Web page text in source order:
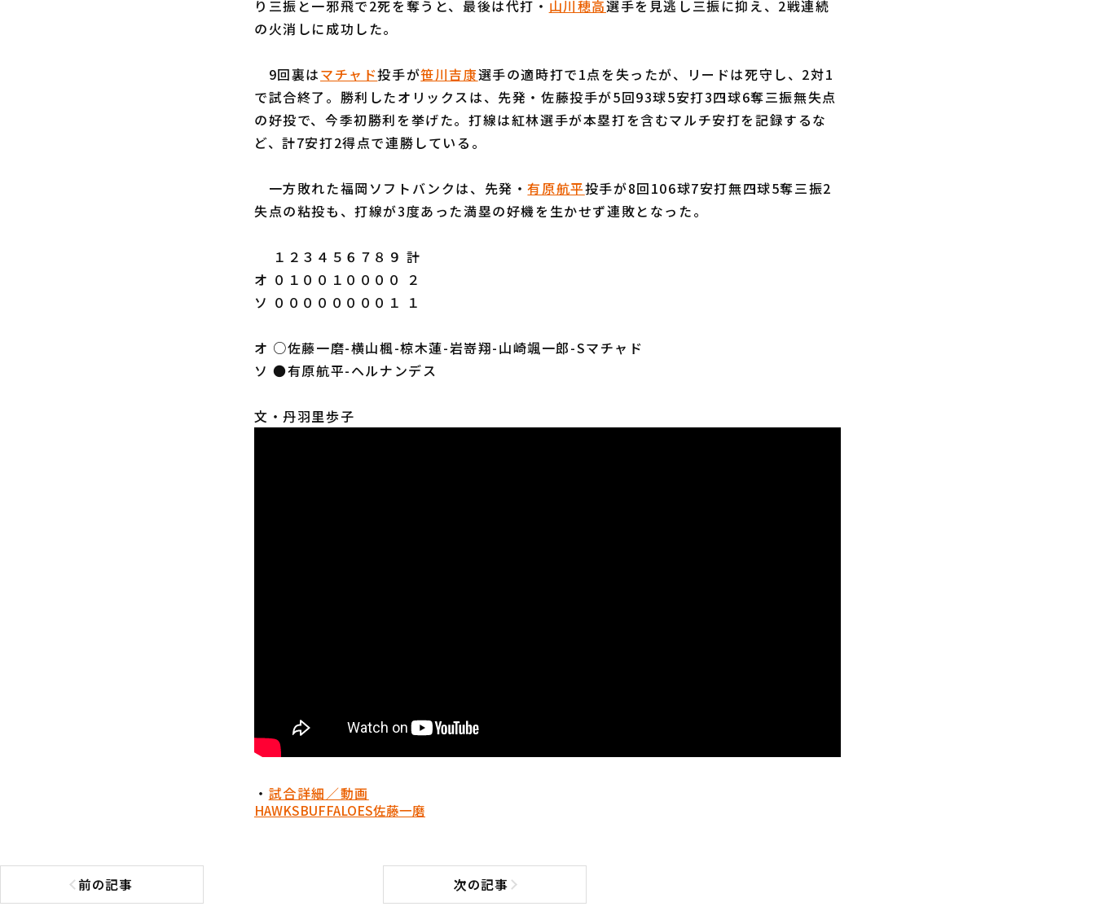
り三振と一邪飛で2死を奪うと、最後は代打・ 山川穂高選手を見逃し三振に抑え、2戦連続
の火消しに成功した。
9回裏はマチャド投手が笹川吉康選手の適時打で1点を失ったが、リードは死守し、2対1
で試合終了。勝利したオリックスは、先発・佐藤投手が5回93球5安打3四球6奪三振無失点
の好投で、今季初勝利を挙げた。打線は紅林選手が本塁打を含むマルチ安打を記録するな
ど、計7安打2得点で連勝している。
一方敗れた福岡ソフトバンクは、先発・有原航平投手が8回106球7安打無四球5奪三振2
失点の粘投も、打線が3度あった満塁の好機を生かせず連敗となった。
１２３４５６７８９ 計
オ ０１００１００００ ２
ソ ００００００００１ １
オ ○佐藤一磨-横山楓-椋木蓮-岩嵜翔-山崎颯一郎-Sマチャド
ソ ●有原航平-ヘルナンデス
文・丹羽里歩子
・ 試合詳細／動画
HAWKSBUFFALOES佐藤一磨
前の記事
前の記事へ 次の記事次の記事へ